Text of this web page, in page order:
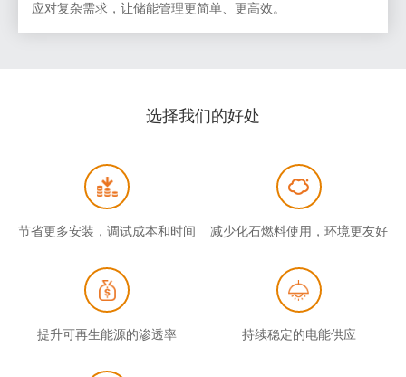
应对复杂需求，让储能管理更简单、更高效。
选择我们的好处
节省更多安装，调试成本和时间 减少化石燃料使用，环境更友好
提升可再生能源的渗透率 持续稳定的电能供应